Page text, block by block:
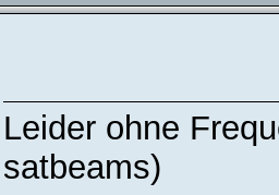
Leider ohne
satbeams)